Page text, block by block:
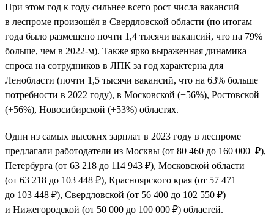
При этом год к году сильнее всего рост числа вакансий
в леспроме произошёл в Свердловской области (по итогам
года было размещено почти 1,4 тысячи вакансий, что на 79%
больше, чем в 2022-м). Также ярко выраженная динамика
спроса на сотрудников в ЛПК за год характерна для
Ленобласти (почти 1,5 тысячи вакансий, что на 63% больше
потребности в 2022 году), в Московской (+56%), Ростовской
(+56%), Новосибирской (+53%) областях.
Одни из самых высоких зарплат в 2023 году в леспроме
предлагали работодатели из Москвы (от 80 460 до 160 000 ₽),
Петербурга (от 63 218 до 114 943 ₽), Московской области
(от 63 218 до 103 448 ₽), Красноярского края (от 57 471
до 103 448 ₽), Свердловской (от 56 400 до 102 550 ₽)
и Нижегородской (от 50 000 до 100 000 ₽) областей.